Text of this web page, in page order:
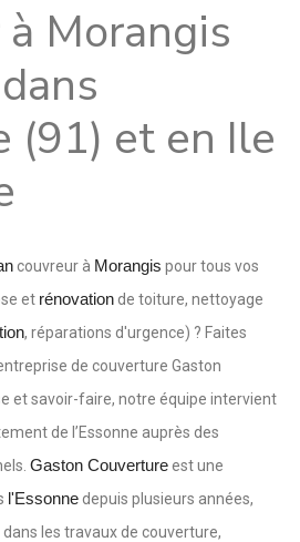
Morangis
(91) et en Ile
couvreur à Morangis pour tous vos
et rénovation de toiture, nettoyage
, réparations d'urgence) ? Faites
de couverture Gaston
et savoir-faire, notre équipe intervient
de l’Essonne auprès des
Gaston Couvertureest une
l'Essonne depuis plusieurs années,
les travaux de couverture,